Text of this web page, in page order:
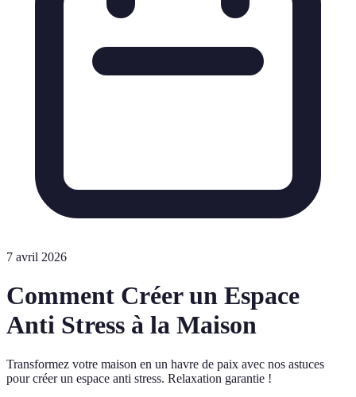
7 avril 2026
Comment Créer un Espace
Anti Stress à la Maison
Transformez votre maison en un havre de paix avec nos astuces
pour créer un espace anti stress. Relaxation garantie !